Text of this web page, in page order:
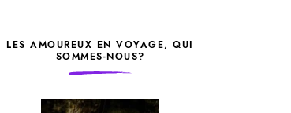
LES AMOUREUX EN VOYAGE, QUI
SOMMES-NOUS?